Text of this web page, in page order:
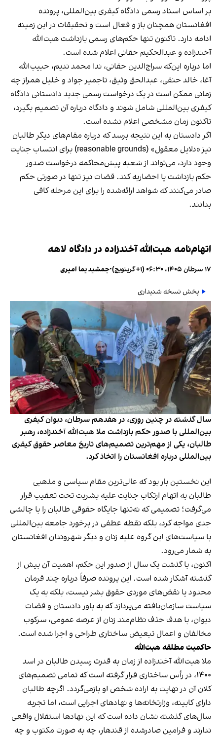
بر اساس اسناد رسمی دادگاه کیفری بین‌المللی، پرونده
افغانستان همچنان باز و فعال است و تحقیقات در این زمینه
ادامه دارد. تاکنون تنها حکم‌های رسمی بازداشت هبت‌الله
آخندزاده و عبدالحکیم حقانی اعلام شده است.
اما درباره این‌که سراج‌الدین حقانی، ندا محمد ندیم، حبیب‌الله
آغا، خالد حنفی، عبدالحق وثیق، تاجمیر جواد و خلیل همراز چه
زمانی ممکن است در یک درخواست رسمی جدید دادستانی دادگاه
کیفری بین‌المللی شامل شوند و دادگاه درباره آن تصمیم بگیرد،
تاکنون زمان مشخصی اعلام نشده است.
اگر دادستان به این نتیجه برسد که درباره مقام‌های دیگر طالبان
نیز «دلایل معقول» (reasonable grounds) برای انتساب جنایت
وجود دارد، می‌تواند از شعبه پیش‌محاکمه درخواست صدور
حکم بازداشت یا احضاریه کند. قضات نیز تنها در صورتی حکم
صادر می‌کنند که شواهد ارائه‌شده را برای این مرحله کافی
بدانند.
اتهام‌نامه هبت‌الله آخندزاده در دادگاه لاهه
۱۷ سرطان ۱۴۰۵، ۰۶:۳۰ (‎+۱ گرینویچ) •جمشید یما امیری
پخش نسخه شنیداری
سال گذشته در چنین روزی، در هفدهم سرطان، دیوان کیفری
بین‌المللی با صدور حکم بازداشت ملا هبت‌الله آخندزاده، رهبر
طالبان، یکی از مهم‌ترین تصمیم‌های تاریخ معاصر حقوق کیفری
بین‌المللی درباره افغانستان را اتخاذ کرد.
این نخستین بار بود که عالی‌ترین مقام سیاسی و مذهبی
طالبان به اتهام ارتکاب جنایت علیه بشریت تحت تعقیب قرار
می‌گرفت؛ تصمیمی که نه‌تنها جایگاه حقوقی طالبان را با چالشی
جدی مواجه کرد، بلکه نقطه عطفی در برخورد جامعه بین‌المللی
با سیاست‌های این گروه علیه زنان و دیگر شهروندان افغانستان
به شمار می‌رود.
اکنون، با گذشت یک سال از صدور این حکم، اهمیت آن بیش از
گذشته آشکار شده است. این پرونده صرفاً درباره چند فرمان
محدود یا نقض‌های موردی حقوق بشر نیست، بلکه به یک
سیاست سازمان‌یافته می‌پردازد که به باور دادستان و قضات
دیوان، با هدف حذف نظام‌مند زنان از عرصه عمومی، سرکوب
مخالفان و اعمال تبعیض ساختاری طراحی و اجرا شده است.
حاکمیت مطلقه هبت‌الله
ملا هبت‌الله آخندزاده از زمان به قدرت رسیدن طالبان در اسد
۱۴۰۰، در رأس ساختاری قرار گرفته است که تمامی تصمیم‌های
کلان آن در نهایت به اراده شخص او بازمی‌گردد. اگرچه طالبان
دارای کابینه، وزارتخانه‌ها و نهادهای اجرایی است، اما تجربه
سال‌های گذشته نشان داده است که این نهادها استقلال واقعی
ندارند و فرامین صادرشده از قندهار، چه به صورت مکتوب و چه